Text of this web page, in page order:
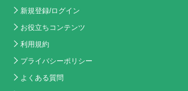
新規登録/ログイン
お役立ちコンテンツ
利用規約
プライバシーポリシー
よくある質問